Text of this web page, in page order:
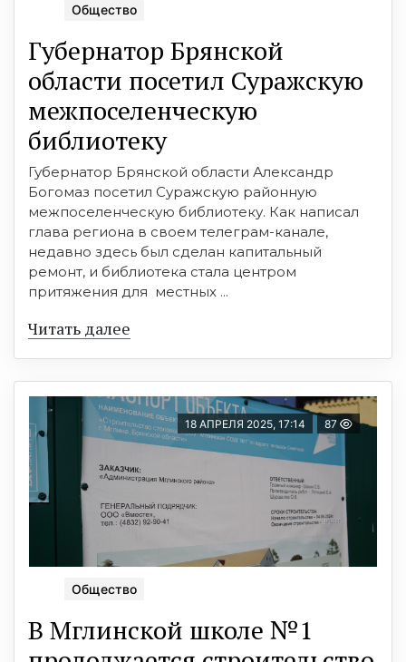
Общество
Губернатор Брянской
области посетил Суражскую
межпоселенческую
библиотеку
Губернатор Брянской области Александр
Богомаз посетил Суражскую районную
межпоселенческую библиотеку. Как написал
глава региона в своем телеграм-канале,
недавно здесь был сделан капитальный
ремонт, и библиотека стала центром
притяжения для местных ...
Читать далее
18 АПРЕЛЯ 2025, 17:14 87
Общество
В Мглинской школе №1